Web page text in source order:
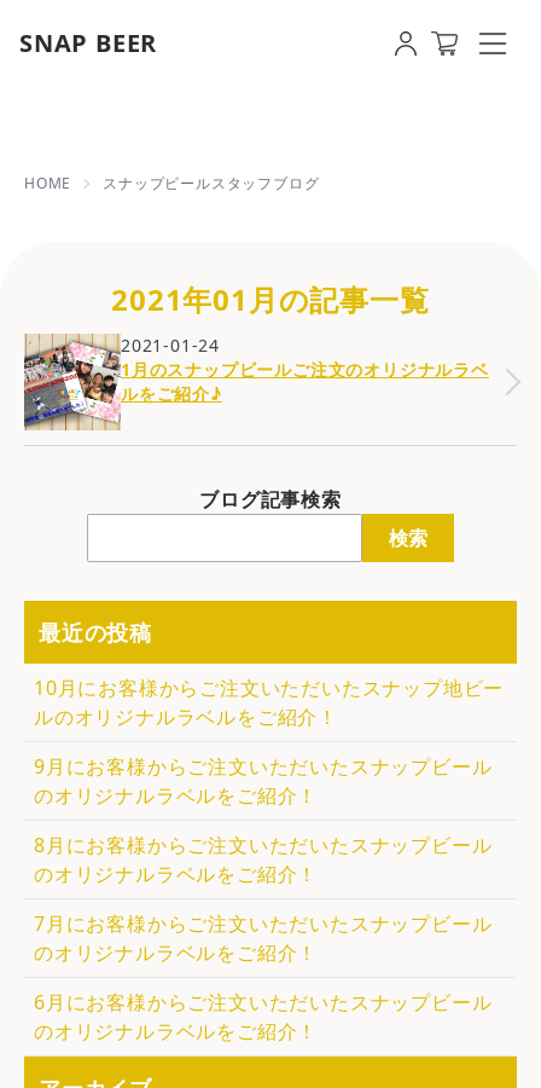
SNAP BEER 2021年01月の記事一覧 | 【即日発送OK
HOME スナップビールスタッフブログ
2021年01月の記事一覧
2021-01-24
1月のスナップビールご注文のオリジナルラベ
ルをご紹介♪
ブログ記事検索
検索
最近の投稿
10月にお客様からご注文いただいたスナップ地ビー
ルのオリジナルラベルをご紹介！
9月にお客様からご注文いただいたスナップビール
のオリジナルラベルをご紹介！
8月にお客様からご注文いただいたスナップビール
のオリジナルラベルをご紹介！
7月にお客様からご注文いただいたスナップビール
のオリジナルラベルをご紹介！
6月にお客様からご注文いただいたスナップビール
のオリジナルラベルをご紹介！